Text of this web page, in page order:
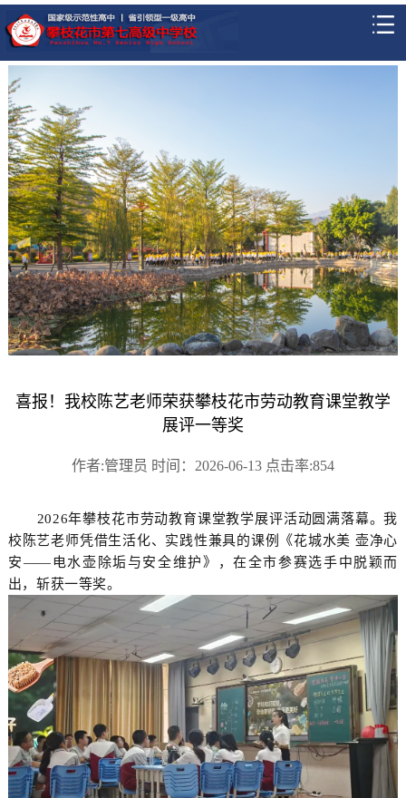
喜报！我校陈艺老师荣获攀枝花市劳动教育课堂教学
展评一等奖
作者:管理员 时间：2026-06-13 点击率:854
2026年攀枝花市劳动教育课堂教学展评活动圆满落幕。我
校陈艺老师凭借生活化、实践性兼具的课例《花城水美 壶净心
安——电水壶除垢与安全维护》，在全市参赛选手中脱颖而
出，斩获一等奖。